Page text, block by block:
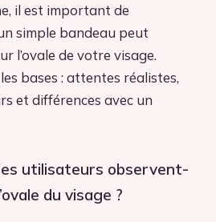
il est important de
simple bandeau peut
l’ovale de votre visage.
bases : attentes réalistes,
et différences avec un
utilisateurs observent-
du visage ?